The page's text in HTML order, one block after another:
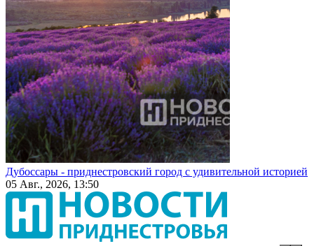
Дубоссары - приднестровский город с удивительной историей
05 Авг., 2026, 13:50